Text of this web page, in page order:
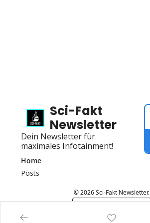
Sci-Fakt
Newsletter
Dein Newsletter für
maximales Infotainment!
Home
Posts
© 2026 Sci-Fakt Newsletter.